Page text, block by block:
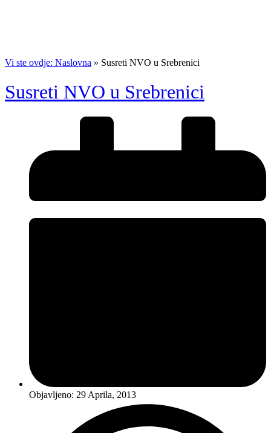
Vi ste ovdje: Naslovna » Susreti NVO u Srebrenici
Susreti NVO u Srebrenici
Objavljeno: 29 Aprila, 2013